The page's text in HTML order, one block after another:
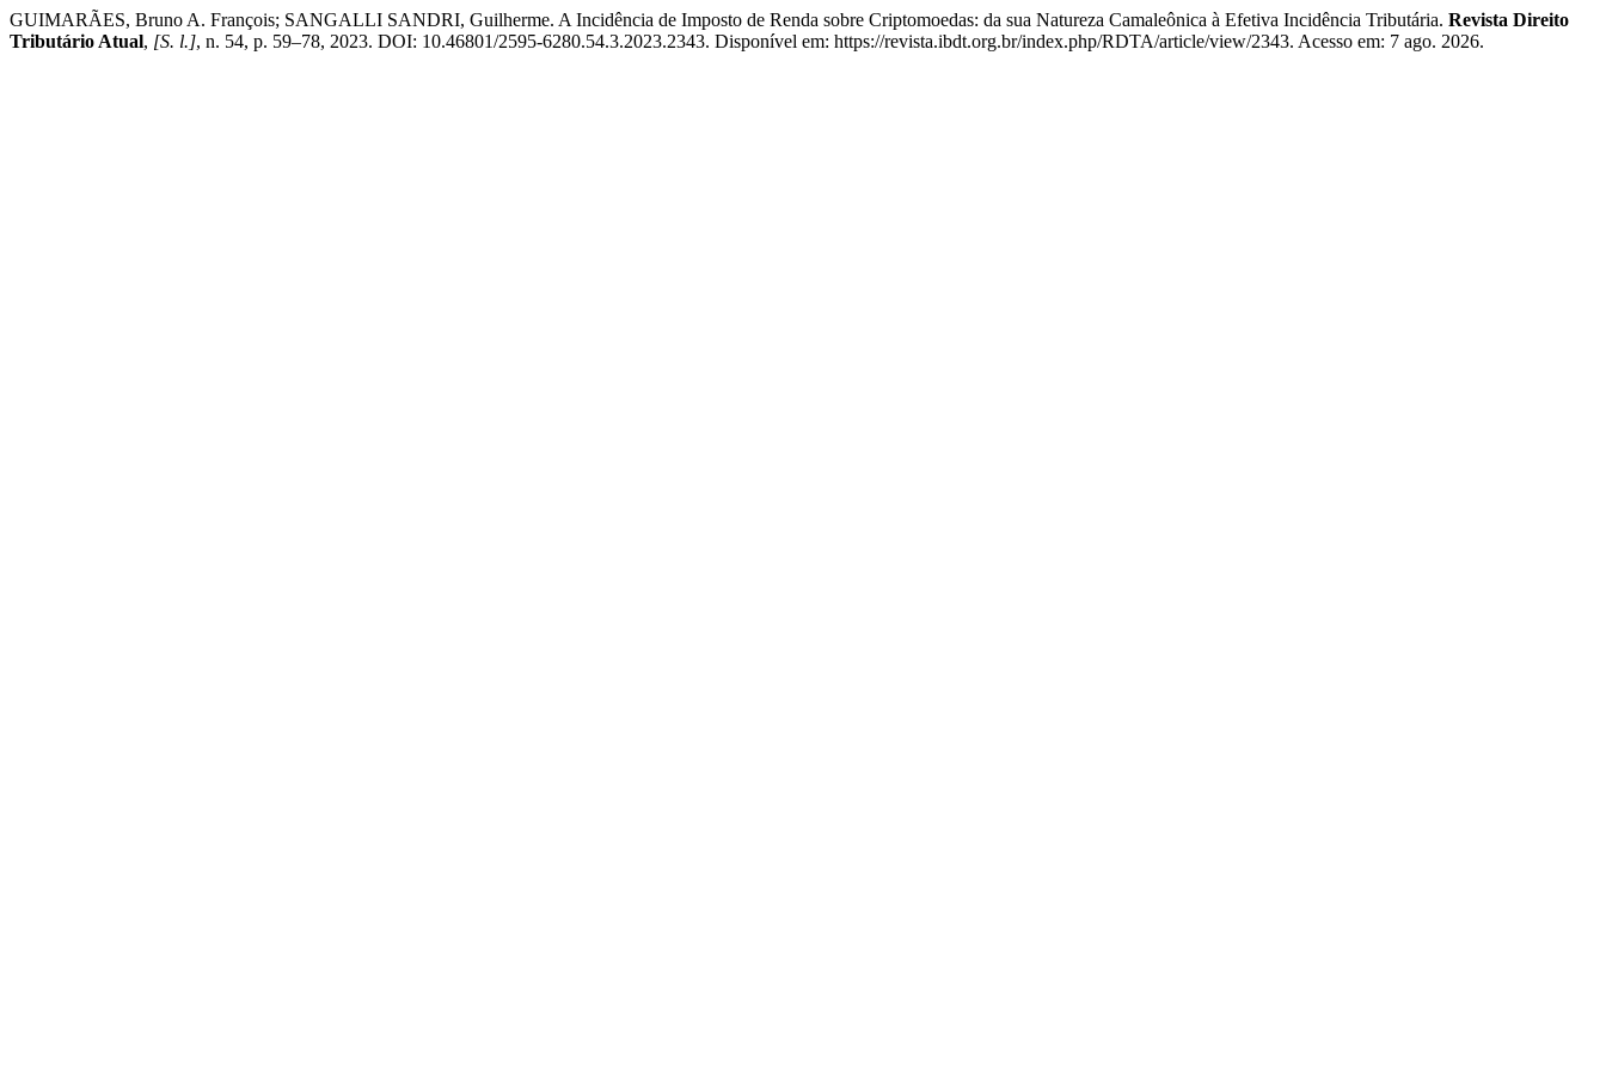
GUIMARÃES, Bruno A. François; SANGALLI SANDRI, Guilherme. A Incidência de Imposto de Renda sobre Criptomoedas: da sua Natureza Camaleônica à Efetiva Incidência Tributária. Revista Direito
Tributário Atual, [S. l.], n. 54, p. 59–78, 2023. DOI: 10.46801/2595-6280.54.3.2023.2343. Disponível em: https://revista.ibdt.org.br/index.php/RDTA/article/view/2343. Acesso em: 7 ago. 2026.